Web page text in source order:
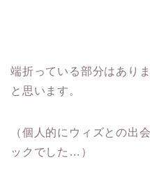
端折っている部分はあり
と思います。
（個人的にウィズとの出
ックでした…）